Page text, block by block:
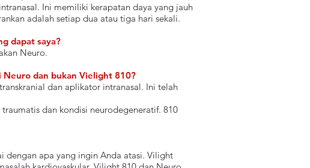
Ini memiliki kerapatan daya yang jauh
adalah setiap dua atau tiga hari sekali.
dapat saya?
Neuro.
Neuro dan bukan Vielight 810?
dan aplikator intranasal. Ini telah
dan kondisi neurodegeneratif. 810
dengan apa yang ingin Anda atasi. Vilight